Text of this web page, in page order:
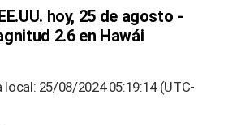
hoy, 25 de agosto -
2.6 en Hawái
local: 25/08/2024 05:19:14 (UTC-